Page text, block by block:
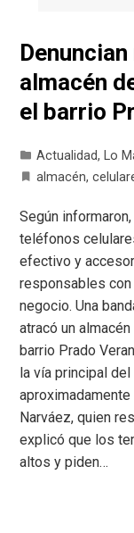
almacén
el barrio
Actualidad, Lo
almacén,
Según
teléfonos
efectivo y
responsables
negocio. Una
atracó un
barrio Prado
la vía principal
Narváez, quien
explicó que los
altos y piden…